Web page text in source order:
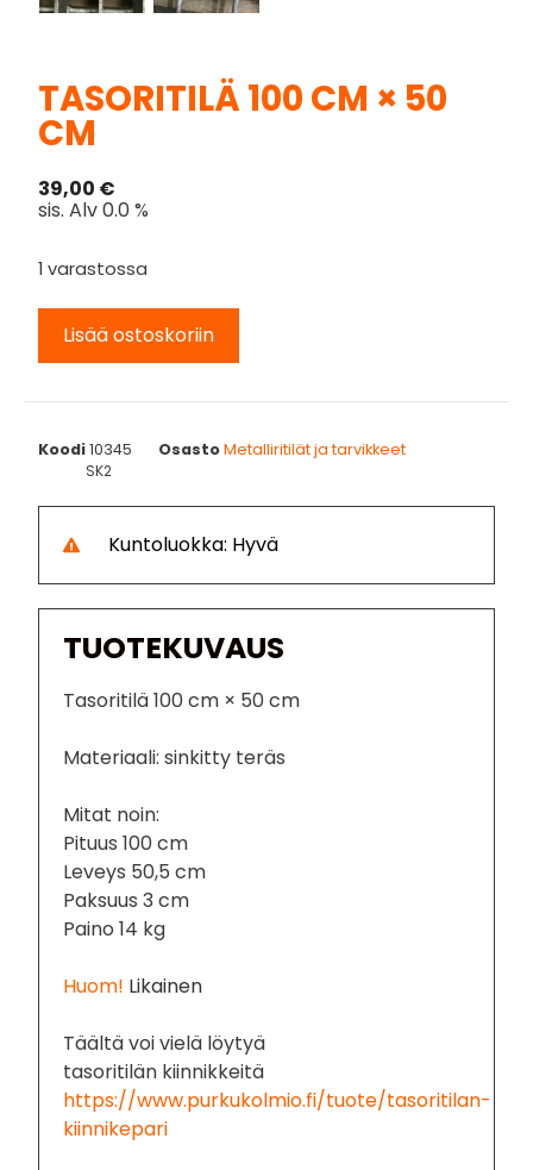
TASORITILÄ 100 CM × 50
CM
39,00 €
sis. Alv 0.0 %
1 varastossa
Lisää ostoskoriin
Koodi10345 OsastoMetalliritilät ja tarvikkeet
SK2
Kuntoluokka: Hyvä
TUOTEKUVAUS
Tasoritilä 100 cm × 50 cm
Materiaali: sinkitty teräs
Mitat noin:
Pituus 100 cm
Leveys 50,5 cm
Paksuus 3 cm
Paino 14 kg
Huom! Likainen
Täältä voi vielä löytyä
tasoritilän kiinnikkeitä
https://www.purkukolmio.fi/tuote/tasoritilan-
kiinnikepari